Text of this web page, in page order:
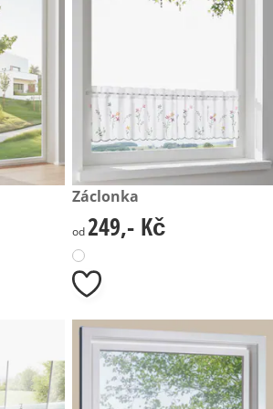
249,- Kč
Záclonka
249,- Kč
od 249,- Kč